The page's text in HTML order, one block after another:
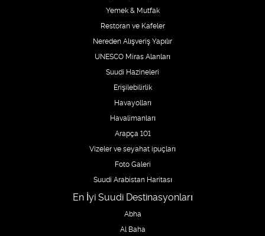
Yemek & Mutfak
Restoran ve Kafeler
Nereden Alışveriş Yapılır
UNESCO Miras Alanları
Suudi Hazineleri
Erişilebilirlik
Havayolları
Havalimanları
Arapça 101
Vizeler ve seyahat ipuçları
Foto Galeri
Suudi Arabistan Haritası
En İyi Suudi Destinasyonları
Abha
Al Baha